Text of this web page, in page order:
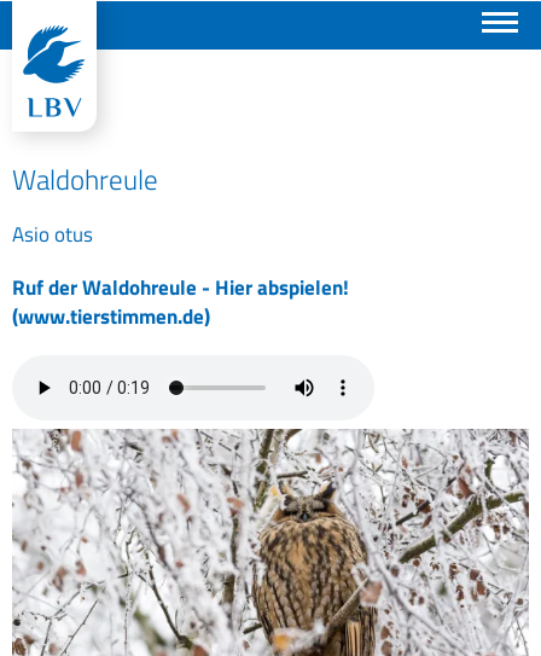
Waldohreule
Asio otus
Ruf der Waldohreule - Hier abspielen!
(www.tierstimmen.de)